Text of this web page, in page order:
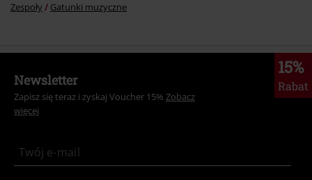
Zespoły Gatunki muzyczne
15%
Rabat
Newsletter
Zapisz się teraz i zyskaj Voucher 15% Zobacz
więcej